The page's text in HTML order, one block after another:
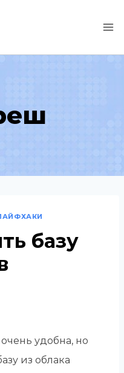
базу
удобна, но
из облака